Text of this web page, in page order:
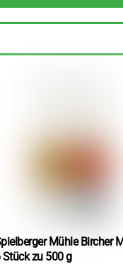
Mühle Bircher
Stück zu 500 g